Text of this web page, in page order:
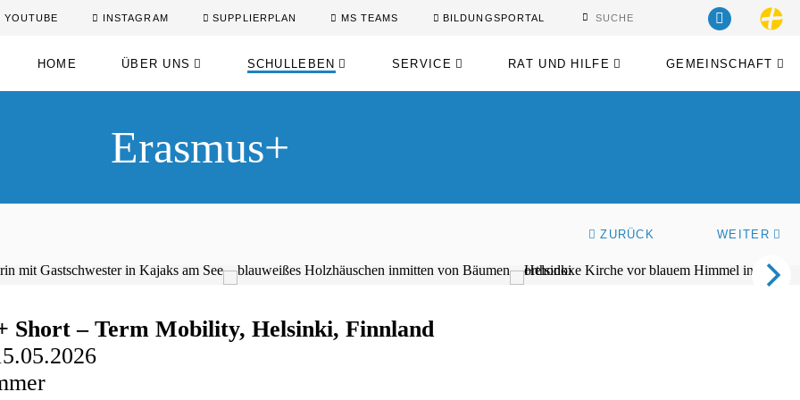
YOUTUBE INSTAGRAM SUPPLIERPLAN MS TEAMS BILDUNGSPORTAL
HOME ÜBER UNS SCHULLEBEN SERVICE RAT UND HILFE GEMEINSCHAFT
Erasmus+
ZURÜCK WEITER
Short – Term Mobility, Helsinki, Finnland